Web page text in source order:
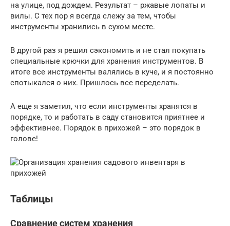
на улице, под дождем. Результат – ржавые лопаты и
вилы. С тех пор я всегда слежу за тем, чтобы
инструменты хранились в сухом месте.
В другой раз я решил сэкономить и не стал покупать
специальные крючки для хранения инструментов. В
итоге все инструменты валялись в куче, и я постоянно
спотыкался о них. Пришлось все переделать.
А еще я заметил, что если инструменты хранятся в
порядке, то и работать в саду становится приятнее и
эффективнее. Порядок в прихожей – это порядок в
голове!
Таблицы
Сравнение систем хранения